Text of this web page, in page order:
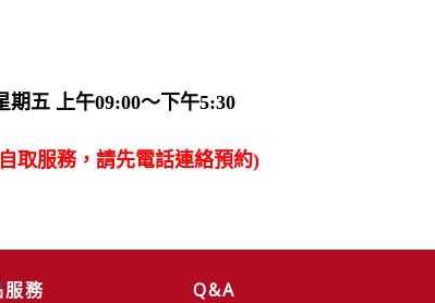
期五 上午09:00〜下午5:30
取服務，請先電話連絡預約)
服務 Q&A